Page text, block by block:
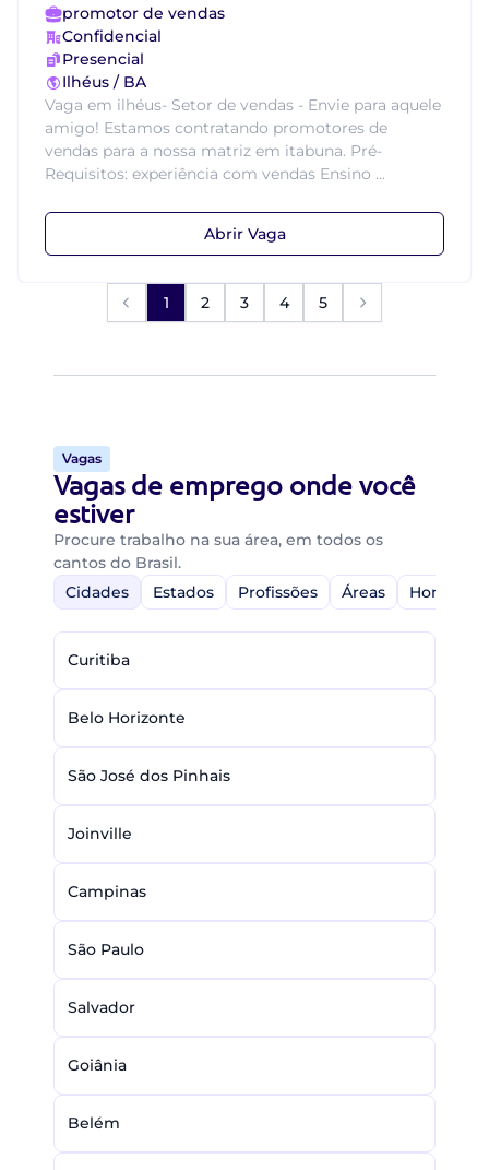
promotor de vendas
Confidencial
Presencial
Ilhéus / BA
Vaga em ilhéus- Setor de vendas - Envie para aquele
amigo! Estamos contratando promotores de
vendas para a nossa matriz em itabuna. Pré-
Requisitos: experiência com vendas Ensino ...
Abrir Vaga
1 2 3 4 5
Vagas
Vagas de emprego onde você
estiver
Procure trabalho na sua área, em todos os
cantos do Brasil.
Cidades
Estados Profissões Áreas Home-
Curitiba
Belo Horizonte
São José dos Pinhais
Joinville
Campinas
São Paulo
Salvador
Goiânia
Belém